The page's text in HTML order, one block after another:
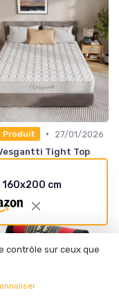
Produit •
27/01/2026
Tight Top
: du confort ferme
cm
contrôle sur ceux que